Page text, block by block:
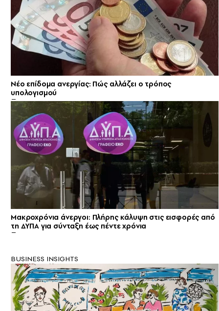
Νέο επίδομα ανεργίας: Πώς αλλάζει ο τρόπος
υπολογισμού
Μακροχρόνια άνεργοι: Πλήρης κάλυψη στις εισφορές από
τη ΔΥΠΑ για σύνταξη έως πέντε χρόνια
BUSINESS INSIGHTS